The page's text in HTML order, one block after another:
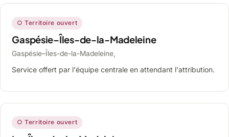
○ Territoire ouvert
Gaspésie–Îles-de-la-Madeleine
Gaspésie–Îles-de-la-Madeleine,
Service offert par l'équipe centrale en attendant l'attribution.
○ Territoire ouvert